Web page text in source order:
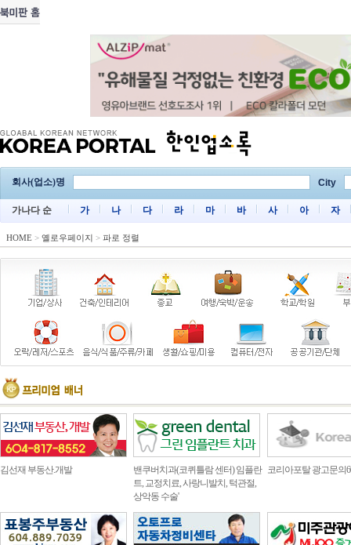
회사(업소)명 City
가나다 순 가 나 다 라 마 바 사 아 자
HOME > 옐로우페이지 > 파로 정렬
김선재 부동산.개발
밴쿠버치과(코퀴틀람 센터) 임플란
트, 교정치료, 사랑니발치, 턱관절,
상악동 수술'
코리아포탈 광고문의